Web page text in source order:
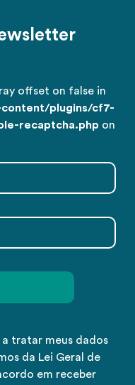
offset on false in
plugins/cf7-
recaptcha.php on
a tratar meus dados
da Lei Geral de
em receber